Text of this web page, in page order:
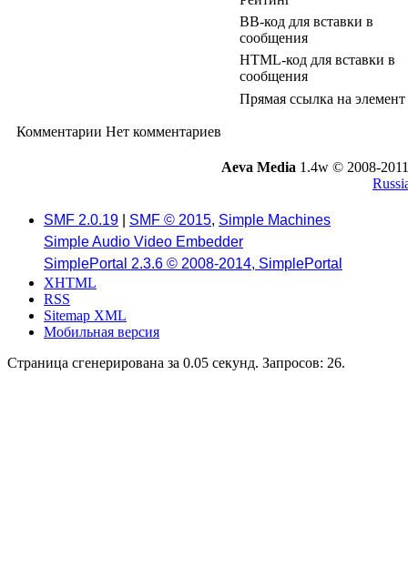
BB-код для вставки в
сообщения
HTML-код для вставки в
сообщения
Прямая ссылка на элемент
Комментарии Нет комментариев
Aeva Media 1.4w © 2008-
SMF 2.0.19 SMF © 2015, Simple Machines
Simple Audio Video Embedder
SimplePortal 2.3.6 © 2008-2014, SimplePortal
XHTML
RSS
Sitemap XML
Мобильная версия
Страница сгенерирована за 0.05 секунд. Запросов: 26.